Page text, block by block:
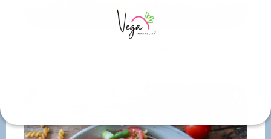
Griekse salade met quinoa